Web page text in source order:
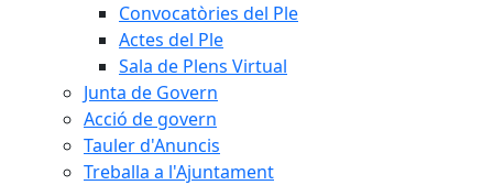
Convocatòries del Ple
Actes del Ple
Sala de Plens Virtual
Junta de Govern
Acció de govern
Tauler d'Anuncis
Treballa a l'Ajuntament